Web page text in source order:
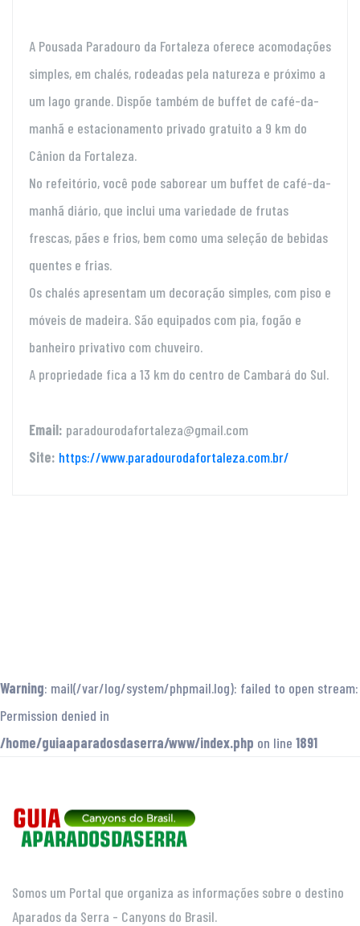
A Pousada Paradouro da Fortaleza oferece acomodações
simples, em chalés, rodeadas pela natureza e próximo a
um lago grande. Dispõe também de buffet de café-da-
manhã e estacionamento privado gratuito a 9 km do
Cânion da Fortaleza.
No refeitório, você pode saborear um buffet de café-da-
manhã diário, que inclui uma variedade de frutas
frescas, pães e frios, bem como uma seleção de bebidas
quentes e frias.
Os chalés apresentam um decoração simples, com piso e
móveis de madeira. São equipados com pia, fogão e
banheiro privativo com chuveiro.
A propriedade fica a 13 km do centro de Cambará do Sul.
Email: paradourodafortaleza@gmail.com
Site: https://www.paradourodafortaleza.com.br/
Warning: mail(/var/log/system/phpmail.log): failed to open stream:
Permission denied in
/home/guiaaparadosdaserra/www/index.php on line 1891
Somos um Portal que organiza as informações sobre o destino
Aparados da Serra - Canyons do Brasil.